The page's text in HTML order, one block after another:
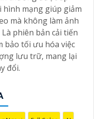
Camera IP PTZ xoay
Full HD 1080p. -
hợp công nghệ
để theo dõi khoảng
thông. - Độ phân giải
ngược sáng kỹ thuật
- Hồng ngoại ban
hình mạng giúp giảm
mà không làm ảnh
phiên bản cải tiến
bảo tối ưu hóa việc
lưu trữ, mang lại
đổi.